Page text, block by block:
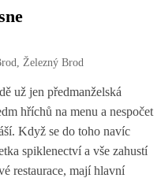
Železný Brod
už jen předmanželská
hříchů na menu a nespočet
Když se do toho navíc
spiklenectví a vše zahustí
restaurace, mají hlavní